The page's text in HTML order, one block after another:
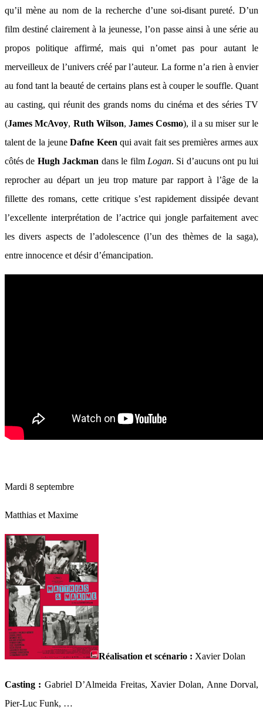
qu’il mène au nom de la recherche d’une soi-disant pureté. D’un
film destiné clairement à la jeunesse, l’on passe ainsi à une série au
propos politique affirmé, mais qui n’omet pas pour autant le
merveilleux de l’univers créé par l’auteur. La forme n’a rien à envier
au fond tant la beauté de certains plans est à couper le souffle. Quant
au casting, qui réunit des grands noms du cinéma et des séries TV
(James McAvoy, Ruth Wilson,James Cosmo), il a su miser sur le
talent de la jeuneDafne Keen qui avait fait ses premières armes aux
côtés de Hugh Jackman dans le film Logan. Si d’aucuns ont pu lui
reprocher au départ un jeu trop mature par rapport à l’âge de la
fillette des romans, cette critique s’est rapidement dissipée devant
l’excellente interprétation de l’actrice qui jongle parfaitement avec
les divers aspects de l’adolescence (l’un des thèmes de la saga),
entre innocence et désir d’émancipation.
Mardi 8 septembre
Matthias et Maxime
Réalisation et scénario : Xavier Dolan
Casting : Gabriel D’Almeida Freitas, Xavier Dolan, Anne Dorval,
Pier-Luc Funk, …